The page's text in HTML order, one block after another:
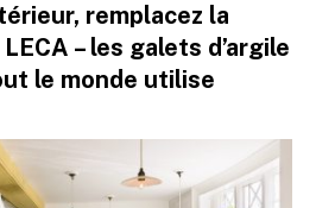
remplacez la
– les galets d’argile
le monde utilise